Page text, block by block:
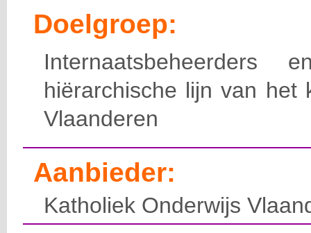
Doelgroep:
hiërarchische lijn van het
Vlaanderen
Aanbieder:
Katholiek Onderwijs